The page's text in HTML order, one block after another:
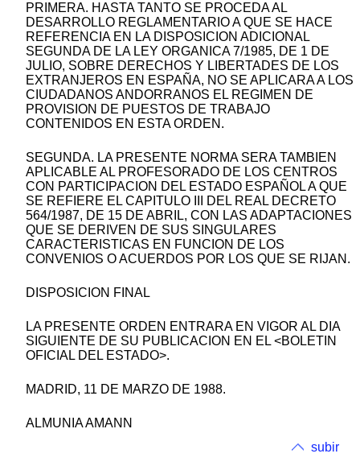
PRIMERA. HASTA TANTO SE PROCEDA AL
DESARROLLO REGLAMENTARIO A QUE SE HACE
REFERENCIA EN LA DISPOSICION ADICIONAL
SEGUNDA DE LA LEY ORGANICA 7/1985, DE 1 DE
JULIO, SOBRE DERECHOS Y LIBERTADES DE LOS
EXTRANJEROS EN ESPAÑA, NO SE APLICARA A LOS
CIUDADANOS ANDORRANOS EL REGIMEN DE
PROVISION DE PUESTOS DE TRABAJO
CONTENIDOS EN ESTA ORDEN.
SEGUNDA. LA PRESENTE NORMA SERA TAMBIEN
APLICABLE AL PROFESORADO DE LOS CENTROS
CON PARTICIPACION DEL ESTADO ESPAÑOL A QUE
SE REFIERE EL CAPITULO III DEL REAL DECRETO
564/1987, DE 15 DE ABRIL, CON LAS ADAPTACIONES
QUE SE DERIVEN DE SUS SINGULARES
CARACTERISTICAS EN FUNCION DE LOS
CONVENIOS O ACUERDOS POR LOS QUE SE RIJAN.
DISPOSICION FINAL
LA PRESENTE ORDEN ENTRARA EN VIGOR AL DIA
SIGUIENTE DE SU PUBLICACION EN EL <BOLETIN
OFICIAL DEL ESTADO>.
MADRID, 11 DE MARZO DE 1988.
ALMUNIA AMANN
subir